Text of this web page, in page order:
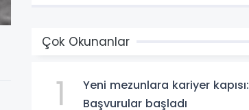
Çok Okunanlar
1
Yeni mezunlara kariyer kapısı:
Başvurular başladı